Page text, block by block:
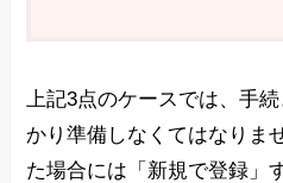
上記3点のケースでは、手
かり準備しなくてはなりま
た場合には「新規で登録」